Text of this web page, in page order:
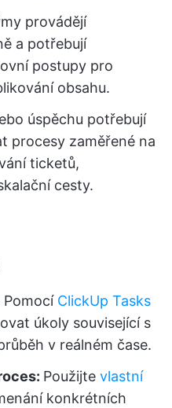
provádějí
a potřebují
postupy pro
obsahu.
úspěchu potřebují
procesy zaměřené na
ticketů,
cesty.
Pomocí ClickUp Tasks
úkoly související s
v reálném čase.
Použijte vlastní
konkrétních